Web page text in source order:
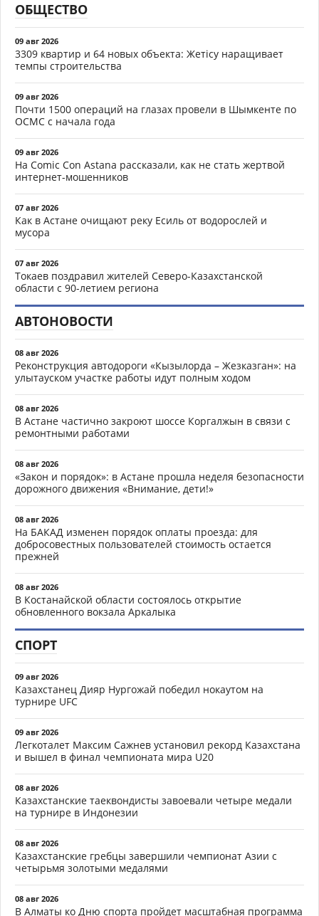
ОБЩЕСТВО
09 авг 2026
3309 квартир и 64 новых объекта: Жетісу наращивает
темпы строительства
09 авг 2026
Почти 1500 операций на глазах провели в Шымкенте по
ОСМС с начала года
09 авг 2026
На Comic Con Astana рассказали, как не стать жертвой
интернет-мошенников
07 авг 2026
Как в Астане очищают реку Есиль от водорослей и
мусора
07 авг 2026
Токаев поздравил жителей Северо-Казахстанской
области с 90-летием региона
АВТОНОВОСТИ
08 авг 2026
Реконструкция автодороги «Кызылорда – Жезказган»: на
улытауском участке работы идут полным ходом
08 авг 2026
В Астане частично закроют шоссе Коргалжын в связи с
ремонтными работами
08 авг 2026
«Закон и порядок»: в Астане прошла неделя безопасности
дорожного движения «Внимание, дети!»
08 авг 2026
На БАКАД изменен порядок оплаты проезда: для
добросовестных пользователей стоимость остается
прежней
08 авг 2026
В Костанайской области состоялось открытие
обновленного вокзала Аркалыка
СПОРТ
09 авг 2026
Казахстанец Дияр Нургожай победил нокаутом на
турнире UFC
09 авг 2026
Легкоталет Максим Сажнев установил рекорд Казахстана
и вышел в финал чемпионата мира U20
08 авг 2026
Казахстанские таеквондисты завоевали четыре медали
на турнире в Индонезии
08 авг 2026
Казахстанские гребцы завершили чемпионат Азии с
четырьмя золотыми медалями
08 авг 2026
В Алматы ко Дню спорта пройдет масштабная программа